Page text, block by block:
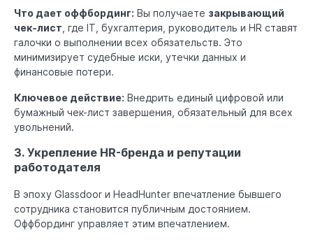
Что дает оффбординг: Вы получаете закрывающий
чек-лист, где IT, бухгалтерия, руководитель и HR ставят
галочки о выполнении всех обязательств. Это
минимизирует судебные иски, утечки данных и
финансовые потери.
Ключевое действие: Внедрить единый цифровой или
бумажный чек-лист завершения, обязательный для всех
увольнений.
3. Укрепление HR-бренда и репутации
работодателя
В эпоху Glassdoor и HeadHunter впечатление бывшего
сотрудника становится публичным достоянием.
Оффбординг управляет этим впечатлением.